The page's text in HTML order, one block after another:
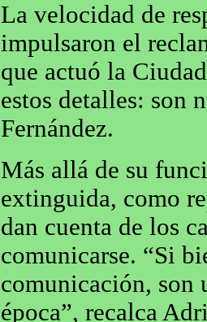
La velocidad de
impulsaron el
que actuó la
estos detalles: son
Fernández.
Más allá de su
extinguida, como
dan cuenta de los
comunicarse. “Si
comunicación, son
época”, recalca